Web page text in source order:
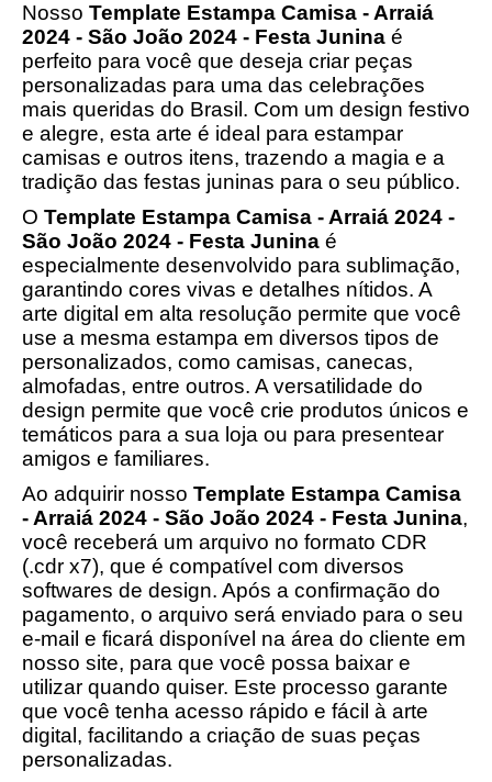
Nosso Template Estampa Camisa - Arraiá
2024 - São João 2024 - Festa Junina é
perfeito para você que deseja criar peças
personalizadas para uma das celebrações
mais queridas do Brasil. Com um design festivo
e alegre, esta arte é ideal para estampar
camisas e outros itens, trazendo a magia e a
tradição das festas juninas para o seu público.
O Template Estampa Camisa - Arraiá 2024 -
São João 2024 - Festa Junina é
especialmente desenvolvido para sublimação,
garantindo cores vivas e detalhes nítidos. A
arte digital em alta resolução permite que você
use a mesma estampa em diversos tipos de
personalizados, como camisas, canecas,
almofadas, entre outros. A versatilidade do
design permite que você crie produtos únicos e
temáticos para a sua loja ou para presentear
amigos e familiares.
Ao adquirir nosso Template Estampa Camisa
- Arraiá 2024 - São João 2024 - Festa Junina,
você receberá um arquivo no formato CDR
(.cdr x7), que é compatível com diversos
softwares de design. Após a confirmação do
pagamento, o arquivo será enviado para o seu
e-mail e ficará disponível na área do cliente em
nosso site, para que você possa baixar e
utilizar quando quiser. Este processo garante
que você tenha acesso rápido e fácil à arte
digital, facilitando a criação de suas peças
personalizadas.